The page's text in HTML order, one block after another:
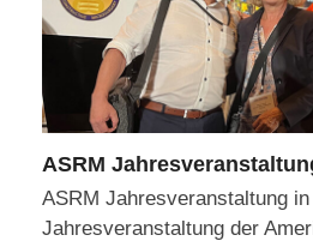
ASRM
ASRM Jahresveranstaltung
Jahresveranstaltung der